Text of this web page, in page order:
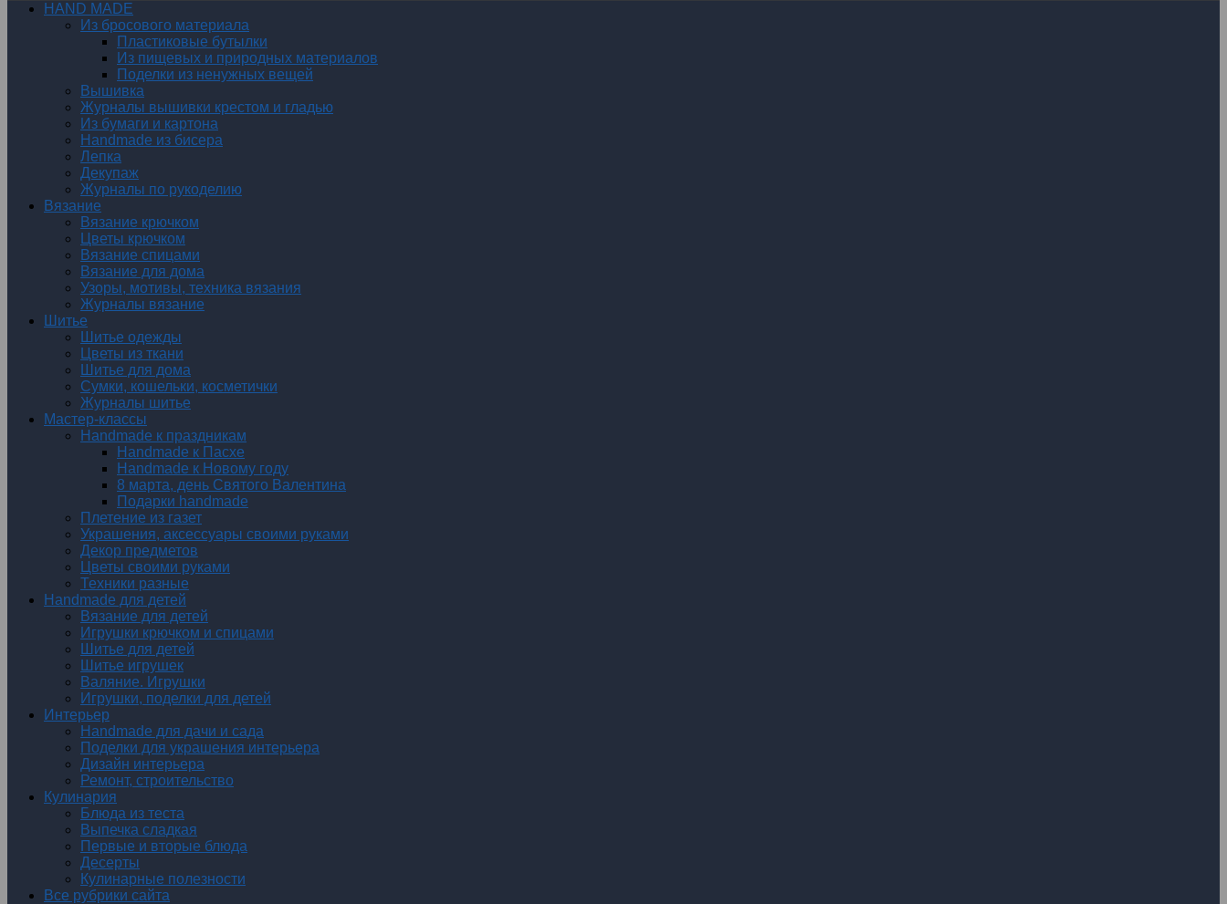
HAND MADE
Из бросового материала
Пластиковые бутылки
Из пищевых и природных материалов
Поделки из ненужных вещей
Вышивка
Журналы вышивки крестом и гладью
Из бумаги и картона
Handmade из бисера
Лепка
Декупаж
Журналы по рукоделию
Вязание
Вязание крючком
Цветы крючком
Вязание спицами
Вязание для дома
Узоры, мотивы, техника вязания
Журналы вязание
Шитье
Шитье одежды
Цветы из ткани
Шитье для дома
Сумки, кошельки, косметички
Журналы шитье
Мастер-классы
Handmade к праздникам
Handmade к Пасхе
Handmade к Новому году
8 марта, день Святого Валентина
Подарки handmade
Плетение из газет
Украшения, аксессуары своими руками
Декор предметов
Цветы своими руками
Техники разные
Handmade для детей
Вязание для детей
Игрушки крючком и спицами
Шитье для детей
Шитье игрушек
Валяние. Игрушки
Игрушки, поделки для детей
Интерьер
Handmade для дачи и сада
Поделки для украшения интерьера
Дизайн интерьера
Ремонт, строительство
Кулинария
Блюда из теста
Выпечка сладкая
Первые и вторые блюда
Десерты
Кулинарные полезности
Все рубрики сайта